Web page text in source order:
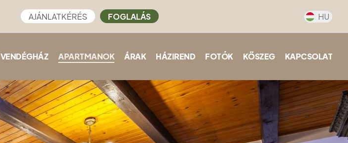
AJÁNLATKÉRÉS FOGLALÁS HU
VENDÉGHÁZ APARTMANOK ÁRAK HÁZIREND FOTÓK KŐSZEG KAPCSOLAT